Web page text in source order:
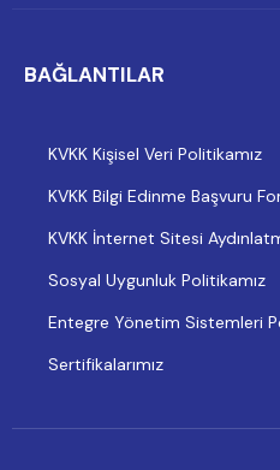
BAĞLANTILAR
KVKK Kişisel Veri Politikamız
KVKK Bilgi Edinme Başvuru
KVKK İnternet Sitesi
Sosyal Uygunluk Politikamız
Entegre Yönetim Sistemleri
Sertifikalarımız